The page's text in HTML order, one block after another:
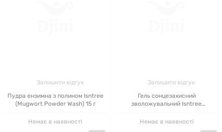
Залишити відгук
Пудра ензимна з полином Isntree
(Mugwort Powder Wash) 15 г
Немає в наявності
Залишити відгук
Гель сонцезахисний
зволожувальний Isntree
SPF 50+ PA++++) 50 мл
Немає в наявності